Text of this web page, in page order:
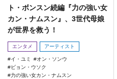
ト・ボンスン続編『力の強い女
カン・ナムスン』、3世代母娘
が世界を救う！
エンタメ アーティスト
イ・ユミ
オン・ソンウ
ビョン・ウソク
力の強い女カン・ナムスン